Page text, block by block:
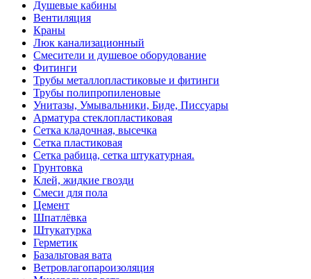
Душевые кабины
Вентиляция
Краны
Люк канализационный
Смесители и душевое оборудование
Фитинги
Трубы металлопластиковые и фитинги
Трубы полипропиленовые
Унитазы, Умывальники, Биде, Писсуары
Арматура стеклопластиковая
Сетка кладочная, высечка
Сетка пластиковая
Сетка рабица, сетка штукатурная.
Грунтовка
Клей, жидкие гвозди
Смеси для пола
Цемент
Шпатлёвка
Штукатурка
Герметик
Базальтовая вата
Ветровлагопароизоляция